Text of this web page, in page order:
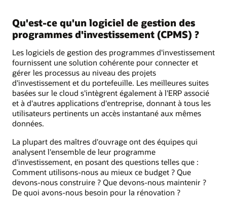
Qu'est-ce qu'un logiciel de gestion des
programmes d'investissement (CPMS) ?
Les logiciels de gestion des programmes d'investissement
fournissent une solution cohérente pour connecter et
gérer les processus au niveau des projets
d'investissement et du portefeuille. Les meilleures suites
basées sur le cloud s'intègrent également à l'ERP associé
et à d'autres applications d'entreprise, donnant à tous les
utilisateurs pertinents un accès instantané aux mêmes
données.
La plupart des maîtres d'ouvrage ont des équipes qui
analysent l'ensemble de leur programme
d'investissement, en posant des questions telles que :
Comment utilisons-nous au mieux ce budget ? Que
devons-nous construire ? Que devons-nous maintenir ?
De quoi avons-nous besoin pour la rénovation ?